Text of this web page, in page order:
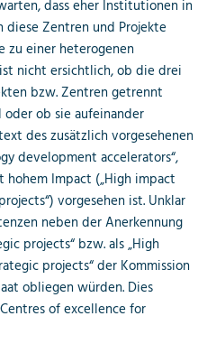
dass eher Institutionen in
diese Zentren und Projekte
zu einer heterogenen
nicht ersichtlich, ob die drei
bzw. Zentren getrennt
ob sie aufeinander
des zusätzlich vorgesehenen
development accelerators“,
Impact („High impact
vorgesehen ist. Unklar
neben der Anerkennung
projects“ bzw. als „High
projects“ der Kommission
obliegen würden. Dies
of excellence for